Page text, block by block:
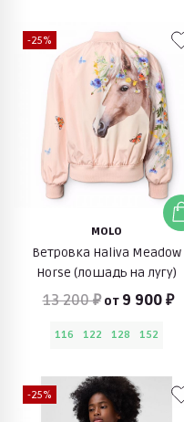
-25%
MOLO
Ветровка Haliva Meadow
Horse (лошадь на лугу)
13 200 ₽ от 9 900 ₽
116 122 128 152
-25%